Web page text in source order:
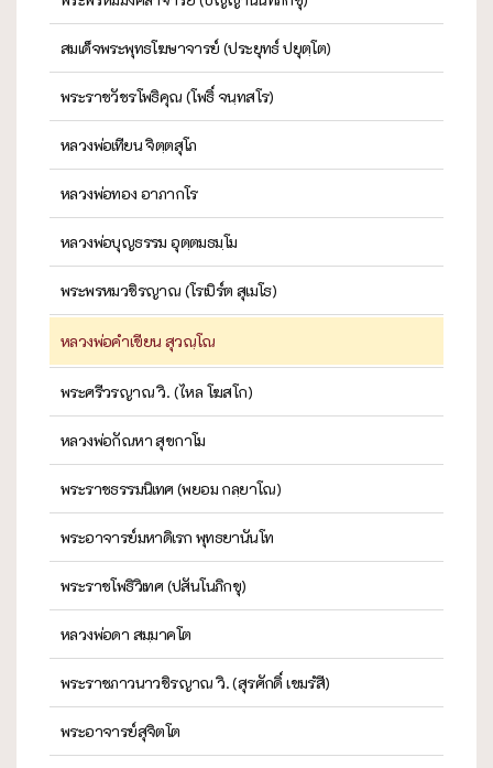
สมเด็จพระพุทธโฆษาจารย์ (ประยุทธ์ ปยุตฺโต)
พระราชวัชรโพธิคุณ (โพธิ์ จนฺทสโร)
หลวงพ่อเทียน จิตฺตสุโภ
หลวงพ่อทอง อาภากโร
หลวงพ่อบุญธรรม อุตฺตมธมฺโม
พระพรหมวชิรญาณ (โรเบิร์ต สุเมโธ)
หลวงพ่อคำเขียน สุวณฺโณ
พระศรีวรญาณ วิ. (ไหล โฆสโก)
หลวงพ่อกัณหา สุขกาโม
พระราชธรรมนิเทศ (พยอม กลฺยาโณ)
พระอาจารย์มหาดิเรก พุทธยานันโท
พระราชโพธิวิเทศ (ปสันโนภิกขุ)
หลวงพ่อดา สมฺมาคโต
พระราชภาวนาวชิรญาณ วิ. (สุรศักดิ์ เขมรํสี)
พระอาจารย์สุจิตโต